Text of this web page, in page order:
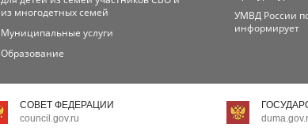
из многодетных семей
Муниципальные услуги
Образование
УМВД России
информирует
СОВЕТ ФЕДЕРАЦИИ
council.gov.ru